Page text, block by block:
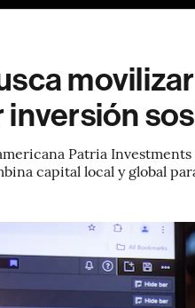
inversión
Patria
capital local y global